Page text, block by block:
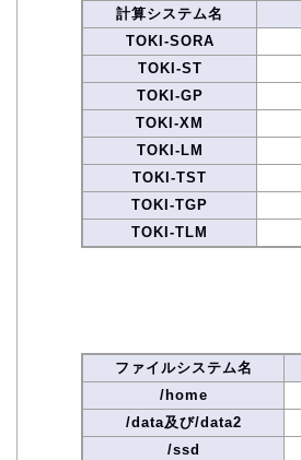
計算システム名
TOKI-SORA
TOKI-ST
TOKI-GP
TOKI-XM
TOKI-LM
TOKI-TST
TOKI-TGP
TOKI-TLM
ファイルシステム名
/home
/data及び/data2
/ssd